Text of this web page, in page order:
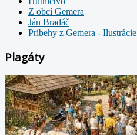
Z obcí Gemera
Ján Bradáč
Príbehy z Gemera - Ilustrácie
Plagáty